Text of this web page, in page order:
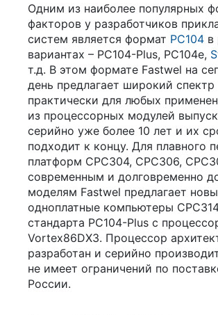
Одним из наиболее популярных
факторов у разработчиков
систем является формат РС104 в
вариантах – РС104-Рlus, PC104e,
т.д. В этом формате Fastwel на
день предлагает широкий спектр
практически для любых
из процессорных модулей
серийно уже более 10 лет и их
подходит к концу. Для плавного
платформ CPC304, CPC306,
современным и долговременно
моделям Fastwel предлагает
одноплатные компьютеры
стандарта PC104-Plus с
Vortex86DX3. Процессор
разработан и серийно
не имеет ограничений по
России.